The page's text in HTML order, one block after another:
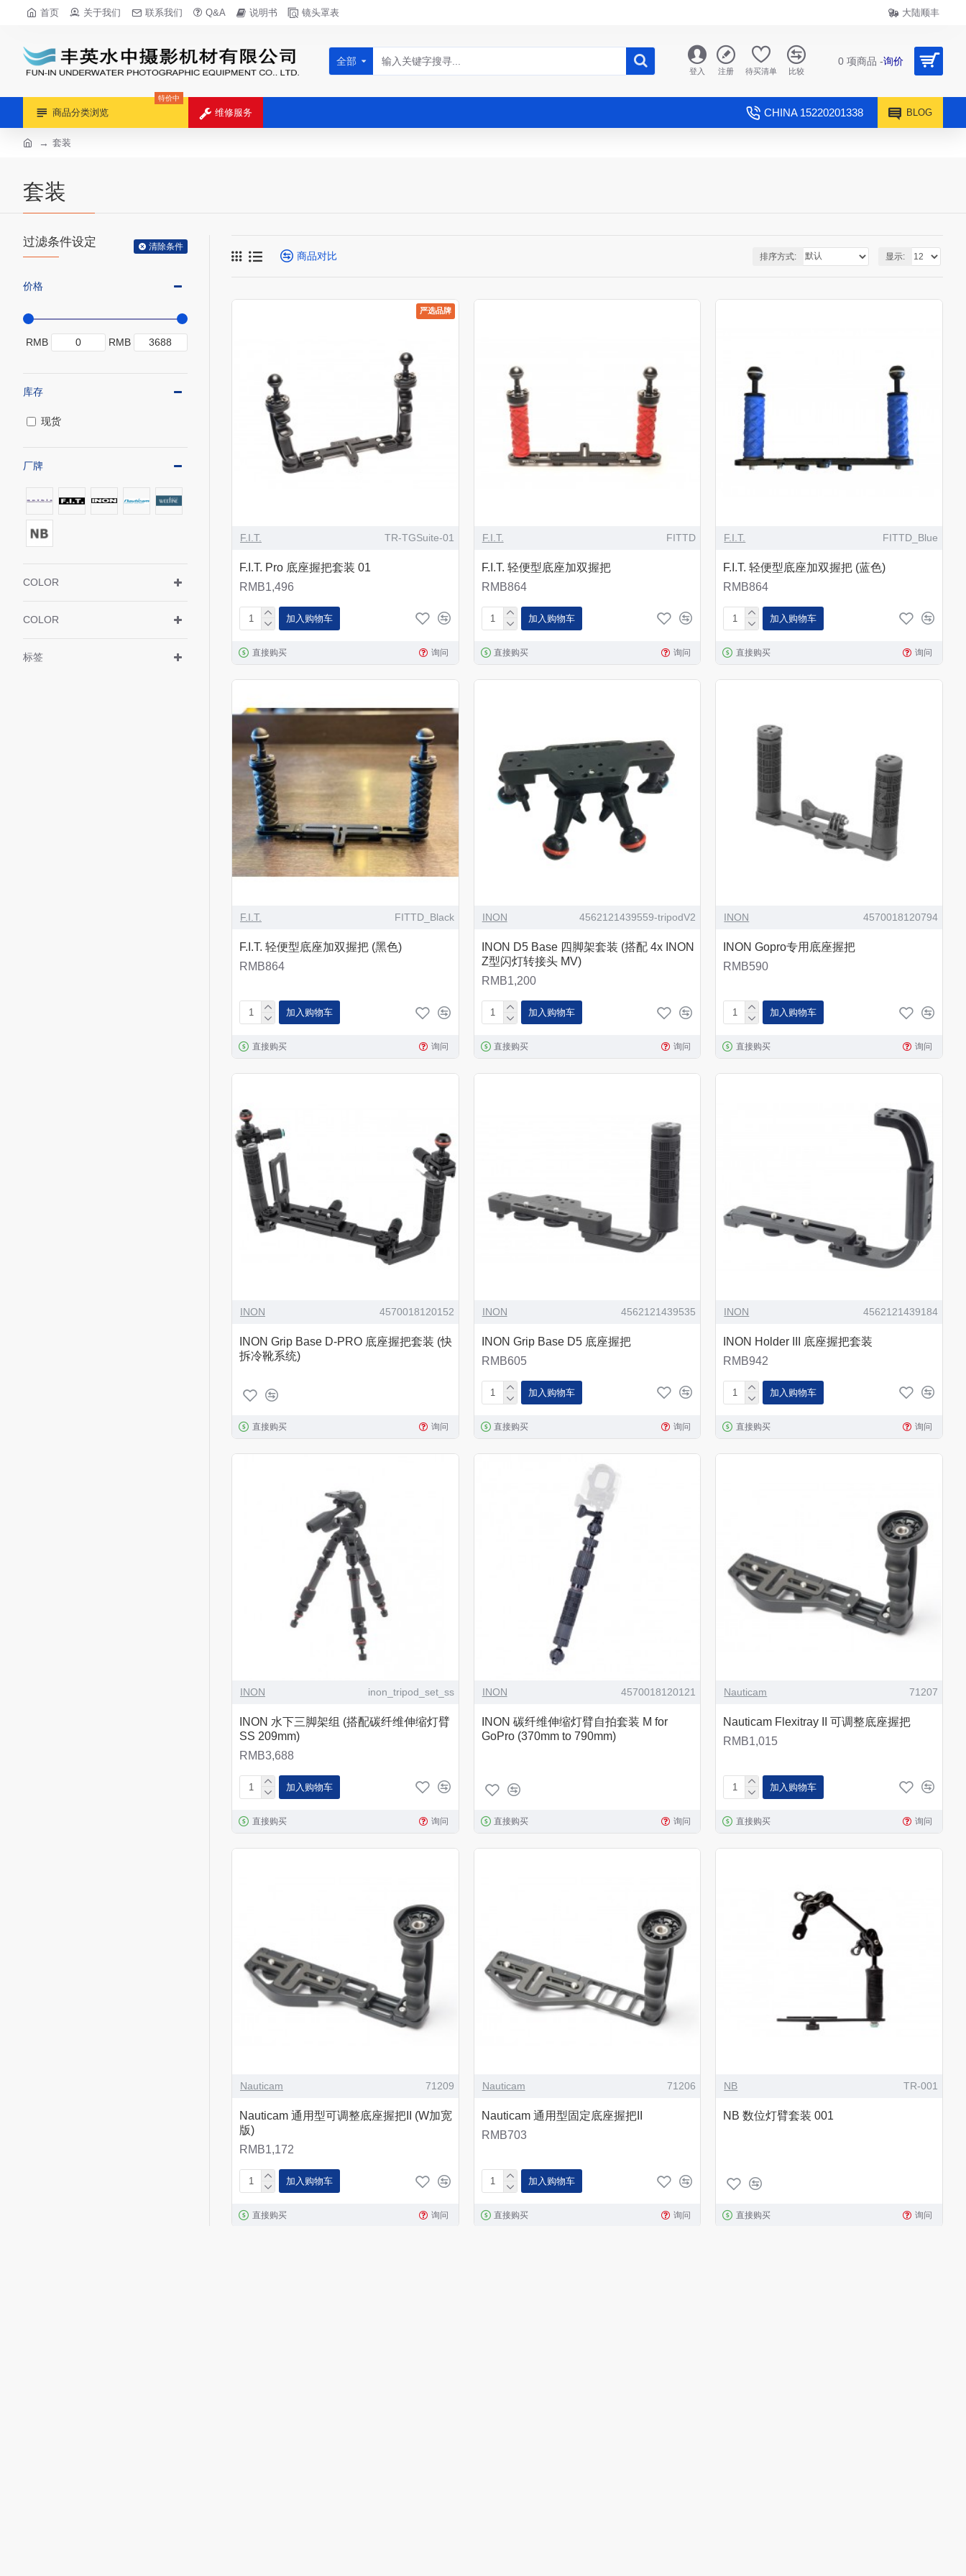
首页 关于我们 联系我们 Q&A 说明书 镜头罩表 大陆顺丰
全部
登入 注册 待买清单 比较
0 项商品 -询价
商品分类浏览
特价中
维修服务 CHINA 15220201338 BLOG
套装
套装
过滤条件设定 清除条件
价格
RMB RMB
厂牌
COLOR
COLOR
标签
库存
现货
商品对比 排序方式: 显示:
严选品牌
F.I.T. TR-TGSuite-01
F.I.T. Pro 底座握把套装 01
RMB1,496
加入购物车
直接购买 询问
F.I.T. FITTD
F.I.T. 轻便型底座加双握把
RMB864
加入购物车
直接购买 询问
F.I.T. FITTD_Blue
F.I.T. 轻便型底座加双握把 (蓝色)
RMB864
加入购物车
直接购买 询问
F.I.T. FITTD_Black
F.I.T. 轻便型底座加双握把 (黑色)
RMB864
加入购物车
直接购买 询问
INON 4562121439559-tripodV2
INON D5 Base 四脚架套装 (搭配 4x INON
Z型闪灯转接头 MV)
RMB1,200
加入购物车
直接购买 询问
INON 4570018120794
INON Gopro专用底座握把
RMB590
加入购物车
直接购买 询问
INON 4570018120152
INON Grip Base D-PRO 底座握把套装 (快
拆冷靴系统)
直接购买 询问
INON 4562121439535
INON Grip Base D5 底座握把
RMB605
加入购物车
直接购买 询问
INON 4562121439184
INON Holder III 底座握把套装
RMB942
加入购物车
直接购买 询问
INON inon_tripod_set_ss
INON 水下三脚架组 (搭配碳纤维伸缩灯臂
SS 209mm)
RMB3,688
加入购物车
直接购买 询问
INON 4570018120121
INON 碳纤维伸缩灯臂自拍套装 M for
GoPro (370mm to 790mm)
直接购买 询问
Nauticam 71207
Nauticam Flexitray II 可调整底座握把
RMB1,015
加入购物车
直接购买 询问
Nauticam 71209
Nauticam 通用型可调整底座握把II (W加宽
版)
RMB1,172
加入购物车
直接购买 询问
Nauticam 71206
Nauticam 通用型固定底座握把II
RMB703
加入购物车
直接购买 询问
NB TR-001
NB 数位灯臂套装 001
直接购买 询问